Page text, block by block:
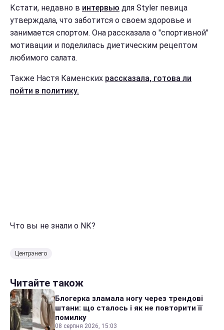
Кстати, недавно в интервью для Styler певица
утверждала, что заботится о своем здоровье и
занимается спортом. Она рассказала о "спортивной"
мотивации и поделилась диетическим рецептом
любимого салата.
Также Настя Каменских рассказала, готова ли
пойти в политику.
Что вы не знали о NК?
Центрэнего
Читайте також
Блогерка зламала ногу через трендові
штани: що сталось і як не повторити її
помилку
08 серпня 2026, 15:03